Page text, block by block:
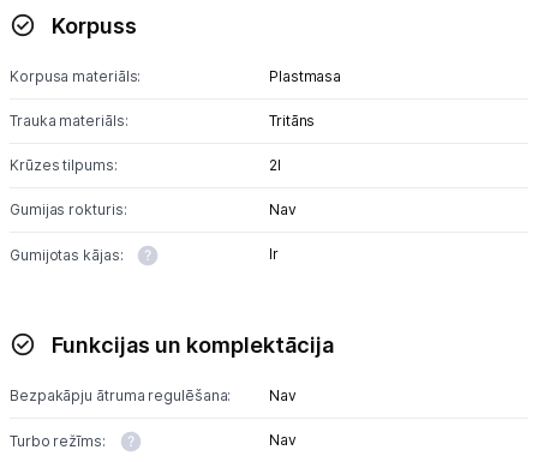
Korpuss
Korpusa materiāls: Plastmasa
Trauka materiāls: Tritāns
Krūzes tilpums: 2l
Gumijas rokturis: Nav
Gumijotas kājas: Ir
Funkcijas un komplektācija
Bezpakāpju ātruma regulēšana: Nav
Turbo režīms: Nav